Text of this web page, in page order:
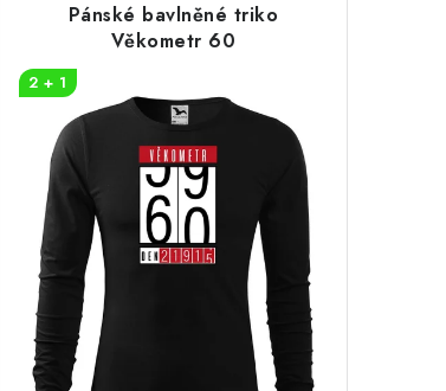
Pánské bavlněné triko
Věkometr 60
2 + 1